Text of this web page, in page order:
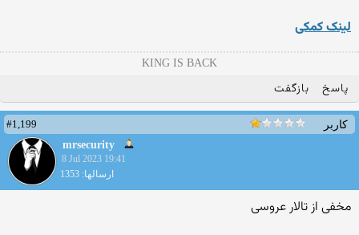
لینک کمکی
KING IS BACK
پاسخ بازگفت
کاربر
#1,199
mrsecurity
8 Jul 2023 19:41
ارسالها: 1353
مخفی از تالار عروسی